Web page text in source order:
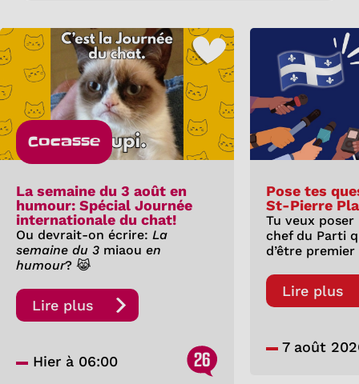
Cocasse
La semaine du 3 août en
humour: Spécial Journée
internationale du chat!
Ou devrait-on écrire: La
semaine du 3 miaou en
humour? 😹
Lire plus
Hier à 06:00 26
Pose tes
St-Pierre
Tu veux
chef du Parti
d’être
Lire plus
7 août